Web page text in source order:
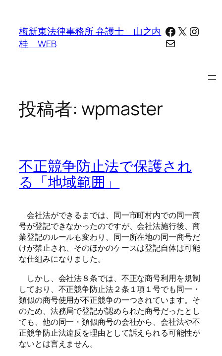
梅新東法律事務所 弁護士 山之内
桂 WEB
Facebook
X
メール
投稿者: wpmaster
不正競争防止法で保護され
る「地域範囲」
会社法ができるまでは、同一市町村内での同一商
号が登記できなかったのですが、会社法施行後、商
業登記のルールも変わり、同一所在地の同一商号だ
けが禁止され、そのほかのケースは登記自体は可能
な仕組みになりました。
しかし、会社法８条では、不正な商号利用を規制
しており、不正競争防止法２条１項１号でも同一・
類似の商号使用が不正競争の一つされています。そ
のため、法務局で登記が認められた商号だったとし
ても、他の同一・類似商号の会社から、会社法や不
正競争防止法違反を理由として訴えられる可能性が
ないとは言えません。